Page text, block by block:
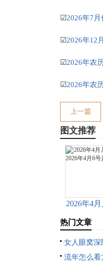
☑
☑
☑
☑
上一篇
图文推荐
2026年4
农历
热门文章
女人眼窝
流年怎么